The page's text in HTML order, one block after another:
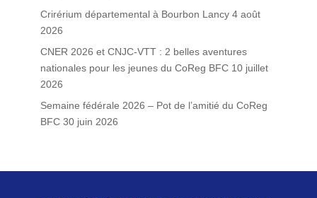
Crirérium départemental à Bourbon Lancy 4 août
2026
CNER 2026 et CNJC-VTT : 2 belles aventures
nationales pour les jeunes du CoReg BFC 10 juillet
2026
Semaine fédérale 2026 – Pot de l’amitié du CoReg
BFC 30 juin 2026